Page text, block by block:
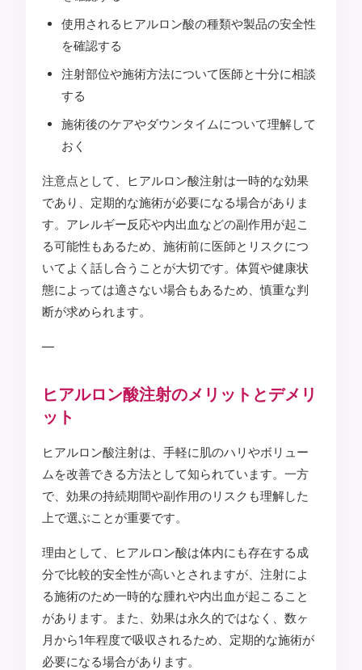
使用されるヒアルロン酸の種類や製品の安全性
を確認する
注射部位や施術方法について医師と十分に相談
する
施術後のケアやダウンタイムについて理解して
おく
注意点として、ヒアルロン酸注射は一時的な効果
であり、定期的な施術が必要になる場合がありま
す。アレルギー反応や内出血などの副作用が起こ
る可能性もあるため、施術前に医師とリスクにつ
いてよく話し合うことが大切です。体質や健康状
態によっては適さない場合もあるため、慎重な判
断が求められます。
—
ヒアルロン酸注射のメリットとデメリ
ット
ヒアルロン酸注射は、手軽に肌のハリやボリュー
ムを改善できる方法として知られています。一方
で、効果の持続期間や副作用のリスクも理解した
上で選ぶことが重要です。
理由として、ヒアルロン酸は体内にも存在する成
分で比較的安全性が高いとされますが、注射によ
る施術のため一時的な腫れや内出血が起こること
があります。また、効果は永久的ではなく、数ヶ
月から1年程度で吸収されるため、定期的な施術が
必要になる場合があります。